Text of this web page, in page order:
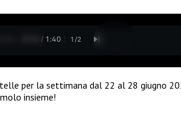
0:13 / 1:40 1 /2
per la settimana dal 22 al 28 giugno
insieme!